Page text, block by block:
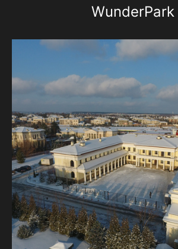
WunderPark